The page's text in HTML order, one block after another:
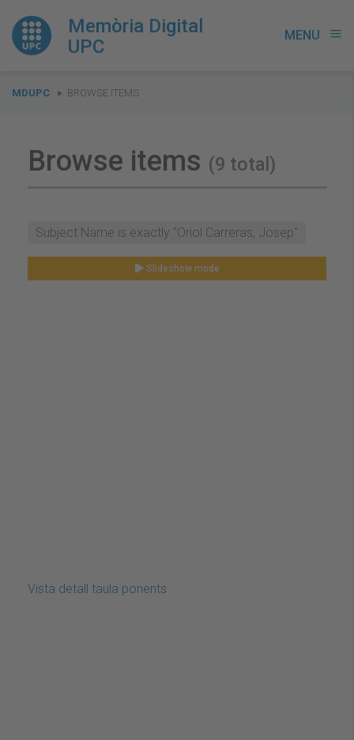
Memòria Digital
UPC
MENU menu
You
MDUPC BROWSE ITEMS
Browse items (9 total)
Subject Name is exactly "Oriol Carreras, Josep"
Slideshow mode
Vista detall taula ponents